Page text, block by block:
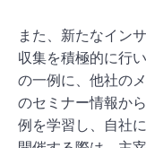
また、新たなイン
収集を積極的に行
の一例に、他社の
のセミナー情報か
例を学習し、自社